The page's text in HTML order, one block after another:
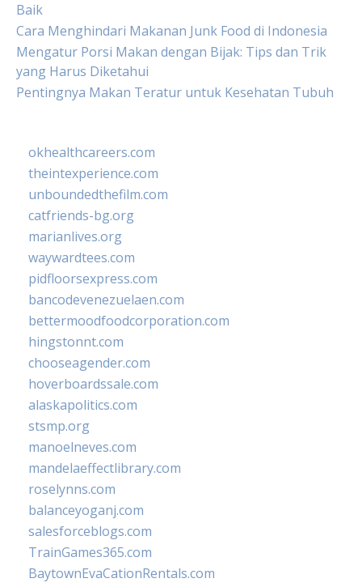
Baik
Cara Menghindari Makanan Junk Food di Indonesia
Mengatur Porsi Makan dengan Bijak: Tips dan Trik
yang Harus Diketahui
Pentingnya Makan Teratur untuk Kesehatan Tubuh
okhealthcareers.com
theintexperience.com
unboundedthefilm.com
catfriends-bg.org
marianlives.org
waywardtees.com
pidfloorsexpress.com
bancodevenezuelaen.com
bettermoodfoodcorporation.com
hingstonnt.com
chooseagender.com
hoverboardssale.com
alaskapolitics.com
stsmp.org
manoelneves.com
mandelaeffectlibrary.com
roselynns.com
balanceyoganj.com
salesforceblogs.com
TrainGames365.com
BaytownEvaCationRentals.com